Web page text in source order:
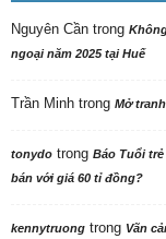
Nguyên Cần trong
ngoại năm 2025 tại Huế
Trần Minh trong Mở
tonydo trong Báo Tuổi
bán với giá 60 tỉ đồng?
kennytruong trong Vãn